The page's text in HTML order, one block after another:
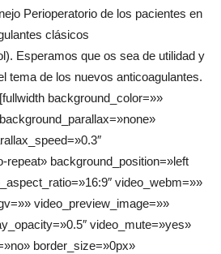
Perioperatorio de los pacientes en
clásicos
Esperamos que os sea de utilidad y
tema de los nuevos anticoagulantes.
background_color=»»
repeat» background_position=»left
video_webm=»»
video_preview_image=»»
video_mute=»yes»
border_size=»0px»